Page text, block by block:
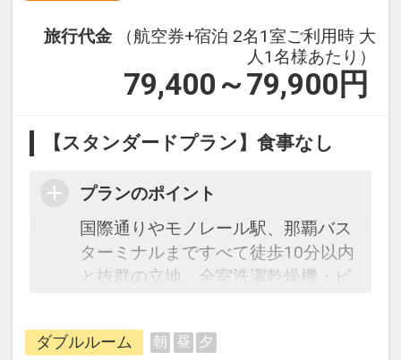
旅行代金
（航空券+宿泊 2名1室ご利用時 大
人1名様あたり）
79,400～79,900 円
【スタンダードプラン】食事なし
プランのポイント
国際通りやモノレール駅、那覇バス
ターミナルまですべて徒歩10分以内
と抜群の立地。全室洗濯乾燥機・ビ
（ＩＴ）、バルコニー、簡易テーブ
ルとイス付きのコンドミニアム形式
ダブルルーム 朝 昼 夕